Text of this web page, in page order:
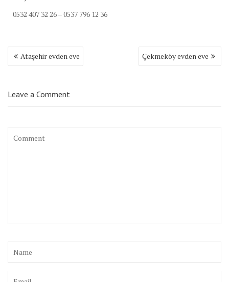
0532 407 32 26 – 0537 796 12 36
Yazı
dolaşımı
Ataşehir evden eve Çekmeköy evden eve
Leave a Comment